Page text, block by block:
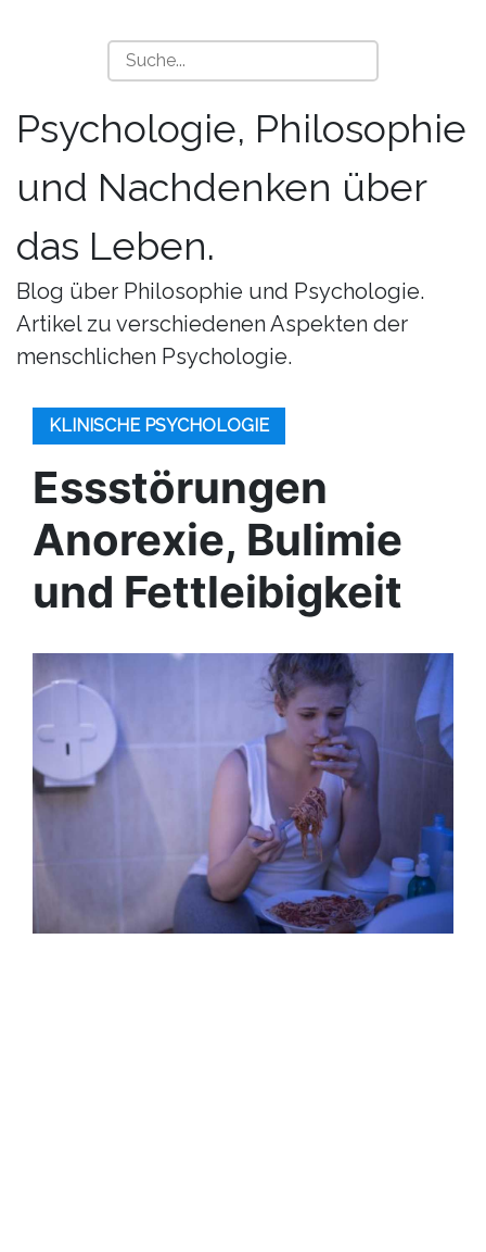
Psychologie, Philosophie
und Nachdenken über
das Leben.
Blog über Philosophie und Psychologie.
Artikel zu verschiedenen Aspekten der
menschlichen Psychologie.
KLINISCHE PSYCHOLOGIE
Essstörungen
Anorexie, Bulimie
und Fettleibigkeit